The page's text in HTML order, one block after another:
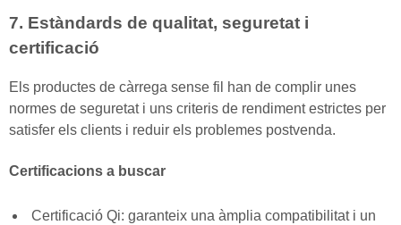
7. Estàndards de qualitat, seguretat i
certificació
Els productes de càrrega sense fil han de complir unes
normes de seguretat i uns criteris de rendiment estrictes per
satisfer els clients i reduir els problemes postvenda.
Certificacions a buscar
Certificació Qi: garanteix una àmplia compatibilitat i un